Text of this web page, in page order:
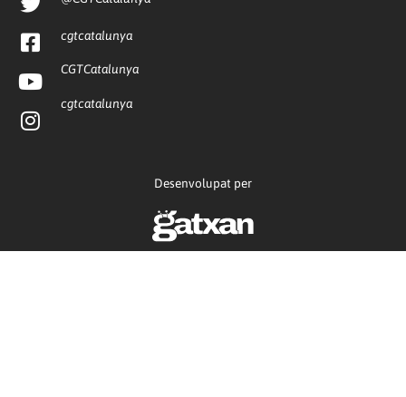
cgtcatalunya
CGTCatalunya
cgtcatalunya
Desenvolupat per